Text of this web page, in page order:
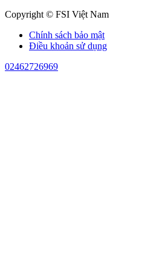
Copyright © FSI Việt Nam
Chính sách bảo mật
Điều khoản sử dụng
02462726969